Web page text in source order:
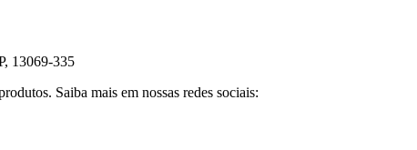
13069-335
Saiba mais em nossas redes sociais: